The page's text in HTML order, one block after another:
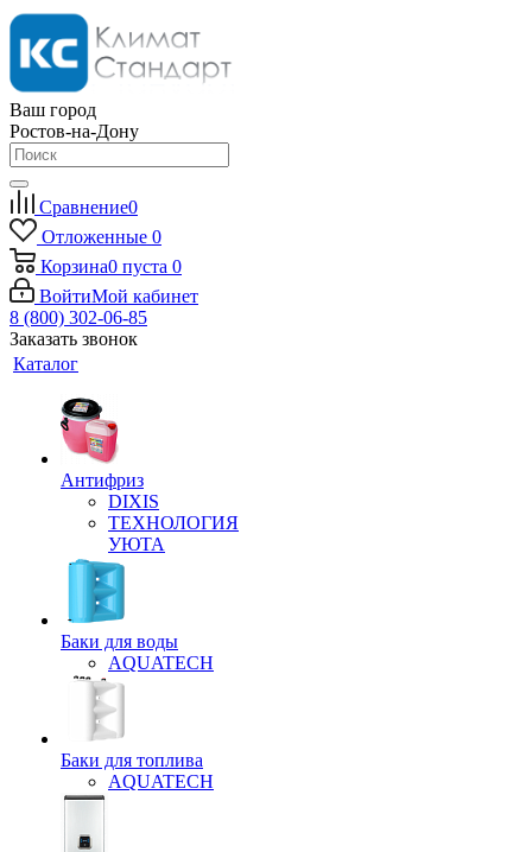
Ваш город
Ростов-на-Дону
Сравнение0
Отложенные 0
Корзина0 пуста 0
ВойтиМой кабинет
8 (800) 302-06-85
Заказать звонок
Каталог
Антифриз
DIXIS
ТЕХНОЛОГИЯ
УЮТА
Баки для воды
AQUATECH
Баки для топлива
AQUATECH